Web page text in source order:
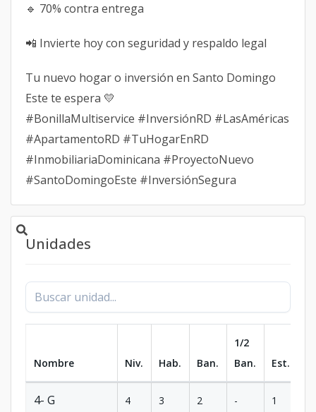
🔹 70% contra entrega
📲 Invierte hoy con seguridad y respaldo legal
Tu nuevo hogar o inversión en Santo Domingo
Este te espera 💛
#BonillaMultiservice #InversiónRD #LasAméricas
#ApartamentoRD #TuHogarEnRD
#InmobiliariaDominicana #ProyectoNuevo
#SantoDomingoEste #InversiónSegura
Unidades
Nombre Niv. Hab. Ban.
1/2
Ban.
Est.
4- G 4 3 2 - 1